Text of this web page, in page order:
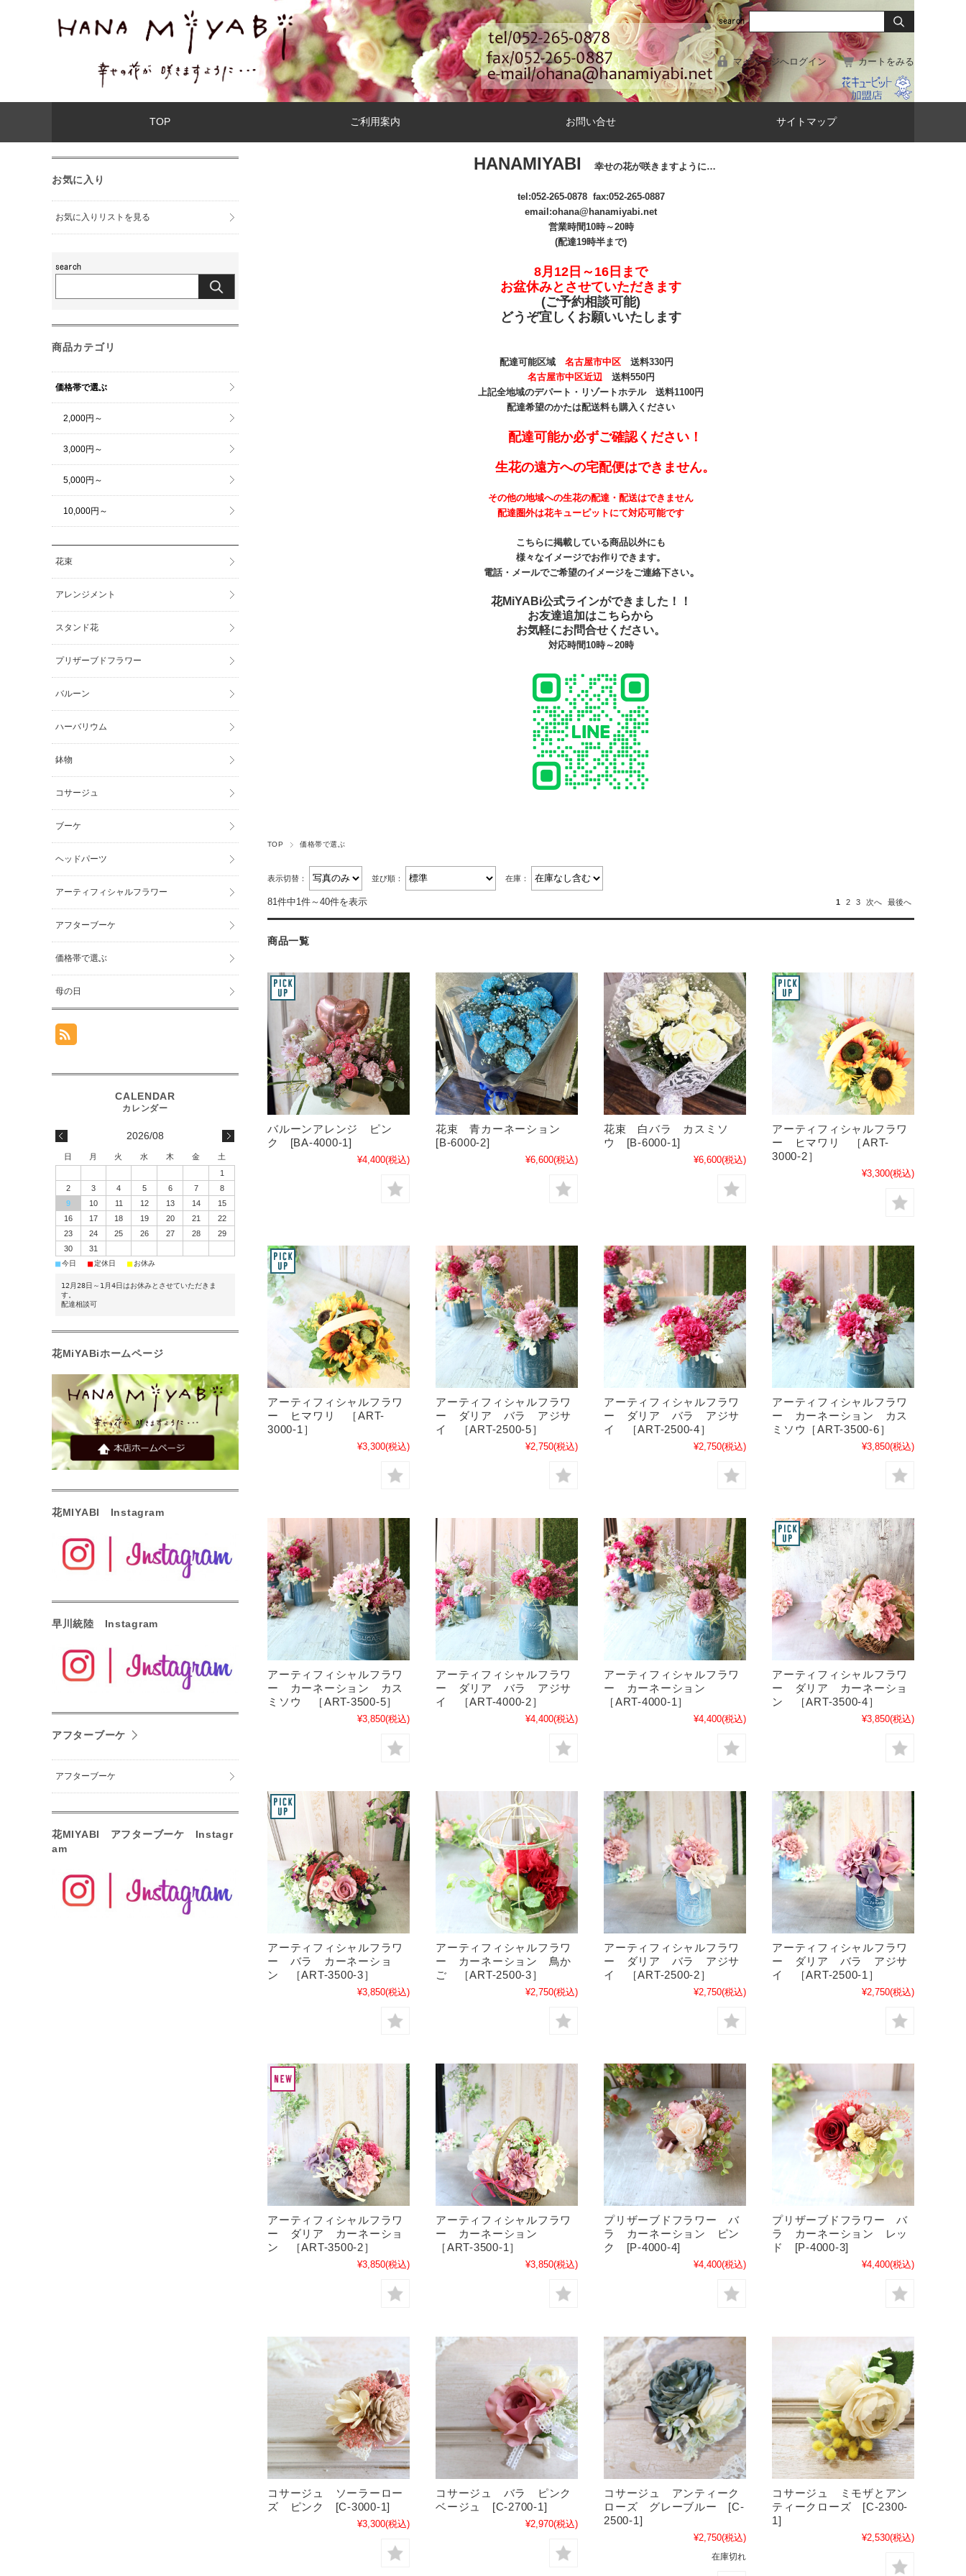
マイページへログイン カートをみる
TOP ご利用案内 お問い合せ サイトマップ
HANAMIYABI 幸せの花が咲きますように…
tel:052-265-0878fax:052-265-0887
email :ohana@hanamiyabi.net
営業時間10時～20時
(配達19時半まで)
8月12日～16日まで
お盆休みとさせていただきます
(ご予約相談可能)
どうぞ宜しくお願いいたします
配達可能区域 名古屋市中区送料330円
名古屋市中区近辺送料550円
上記全地域のデパート・リゾートホテル 送料1100円
配達希望のかたは配送料も購入ください
配達可能か必ずご確認ください！
生花の遠方への宅配便はできません。
その他の地域への生花の配達・配送はできません
配達圏外は花キューピットにて対応可能です
こちらに掲載している商品以外にも
様々なイメージでお作りできます。
電話・メールでご希望のイメージをご連絡下さい。
花MiYABi公式ラインができました！！
お友達追加はこちらから
お気軽にお問合せください。
対応時間10時～20時
TOP 価格帯で選ぶ
表示切替： 並び順： 在庫：
81件中1件～40件を表示 1 2 3 次へ 最後へ
商品一覧
バルーンアレンジ ピン
ク [BA-4000-1]
¥4,400(税込)
花束 青カーネーション
[B-6000-2]
¥6,600(税込)
花束 白バラ カスミソ
ウ [B-6000-1]
¥6,600(税込)
アーティフィシャルフラワ
ー ヒマワリ ［ART-
3000-2］
¥3,300(税込)
アーティフィシャルフラワ
ー ヒマワリ ［ART-
3000-1］
¥3,300(税込)
アーティフィシャルフラワ
ー ダリア バラ アジサ
イ ［ART-2500-5］
¥2,750(税込)
アーティフィシャルフラワ
ー ダリア バラ アジサ
イ ［ART-2500-4］
¥2,750(税込)
アーティフィシャルフラワ
ー カーネーション カス
ミソウ［ART-3500-6］
¥3,850(税込)
アーティフィシャルフラワ
ー カーネーション カス
ミソウ ［ART-3500-5］
¥3,850(税込)
アーティフィシャルフラワ
ー ダリア バラ アジサ
イ ［ART-4000-2］
¥4,400(税込)
アーティフィシャルフラワ
ー カーネーション
［ART-4000-1］
¥4,400(税込)
アーティフィシャルフラワ
ー ダリア カーネーショ
ン ［ART-3500-4］
¥3,850(税込)
アーティフィシャルフラワ
ー バラ カーネーショ
ン ［ART-3500-3］
¥3,850(税込)
アーティフィシャルフラワ
ー カーネーション 鳥か
ご ［ART-2500-3］
¥2,750(税込)
アーティフィシャルフラワ
ー ダリア バラ アジサ
イ ［ART-2500-2］
¥2,750(税込)
アーティフィシャルフラワ
ー ダリア バラ アジサ
イ ［ART-2500-1］
¥2,750(税込)
アーティフィシャルフラワ
ー ダリア カーネーショ
ン ［ART-3500-2］
¥3,850(税込)
アーティフィシャルフラワ
ー カーネーション
［ART-3500-1］
¥3,850(税込)
プリザーブドフラワー バ
ラ カーネーション ピン
ク [P-4000-4]
¥4,400(税込)
プリザーブドフラワー バ
ラ カーネーション レッ
ド [P-4000-3]
¥4,400(税込)
コサージュ ソーラーロー
ズ ピンク [C-3000-1]
¥3,300(税込)
コサージュ バラ ピンク
ベージュ [C-2700-1]
¥2,970(税込)
コサージュ アンティーク
ローズ グレーブルー [C-
2500-1]
¥2,750(税込)
在庫切れ
コサージュ ミモザとアン
ティークローズ [C-2300-
1]
¥2,530(税込)
お気に入り
お気に入りリストを見る
商品カテゴリ
価格帯で選ぶ
2,000円～
3,000円～
5,000円～
10,000円～
花束
アレンジメント
スタンド花
プリザーブドフラワー
バルーン
ハーバリウム
鉢物
コサージュ
ブーケ
ヘッドパーツ
アーティフィシャルフラワー
アフターブーケ
価格帯で選ぶ
母の日
2026/08
日 月 火 水 木 金
土
1
2
3 4 5 6 7
8
9
10 11 12 13 14
15
16
17 18 19 20 21
22
23
24 25 26 27 28
29
30
31
■今日 ■定休日 ■ お休み
12月28日～1月4日はお休みとさせていただきま
す。
配達相談可
花MiYABiホームページ
花MIYABI Instagram
早川統陸 Instagram
アフターブーケ
アフターブーケ
花MIYABI アフターブーケ Instagr
am